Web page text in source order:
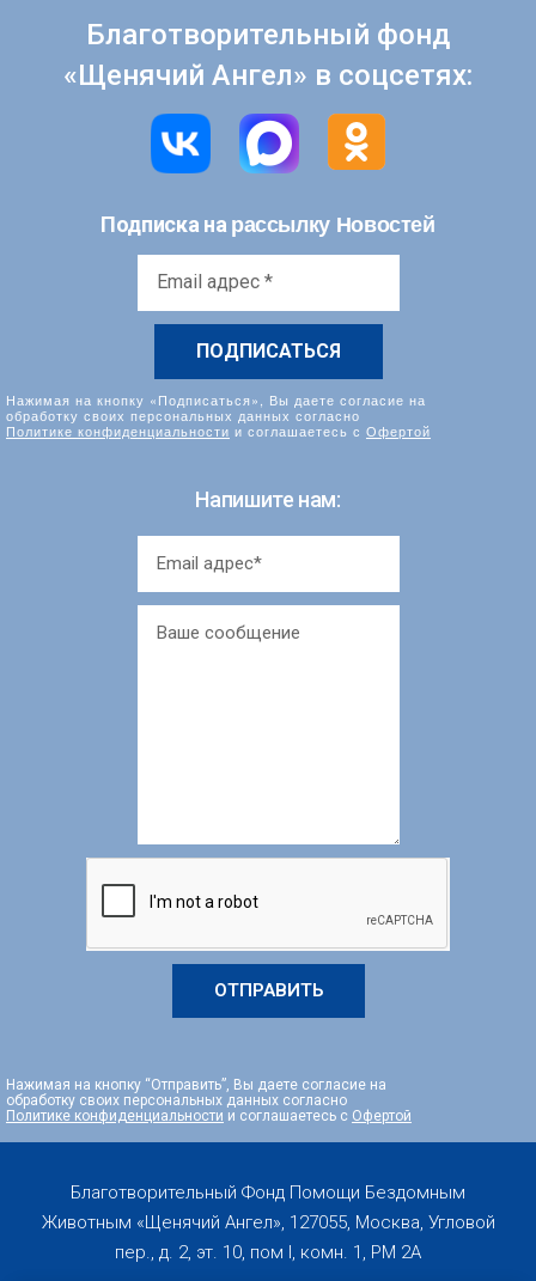
Благотворительный фонд
«Щенячий Ангел» в соцсетях:
Подписка на рассылку Новостей
Нажимая на кнопку «Подписаться», Вы даете согласие на
обработку своих персональных данных согласно
Политике конфиденциальности и соглашаетесь с Офертой
Напишите нам:
ОТПРАВИТЬ
Нажимая на кнопку “Отправить”, Вы даете согласие на
обработку своих персональных данных согласно
Политике конфиденциальности и соглашаетесь с Офертой
Благотворительный Фонд Помощи Бездомным
Животным «Щенячий Ангел», 127055, Москва, Угловой
пер., д. 2, эт. 10, пом I, комн. 1, PM 2А